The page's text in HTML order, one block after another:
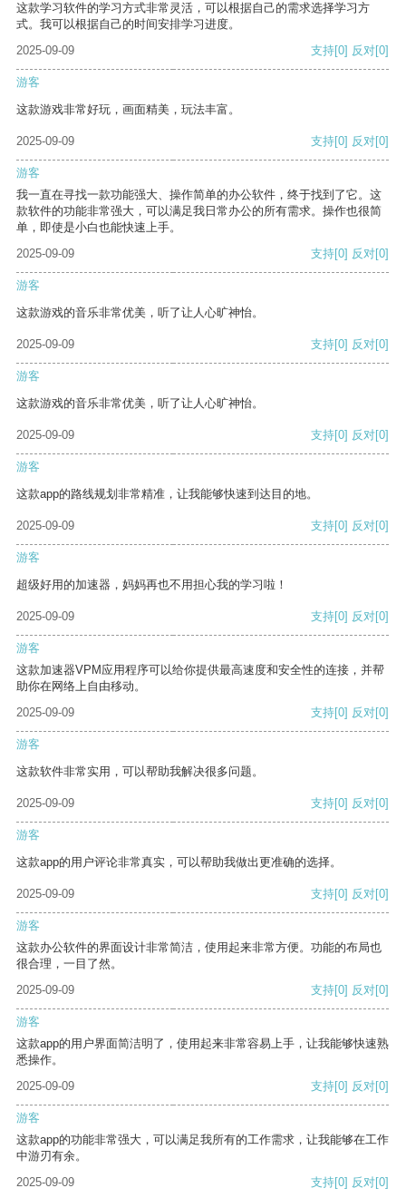
这款学习软件的学习方式非常灵活，可以根据自己的需求选择学习方
式。我可以根据自己的时间安排学习进度。
2025-09-09
支持[0] 反对[0]
游客
这款游戏非常好玩，画面精美，玩法丰富。
2025-09-09 支持[0] 反对[0]
游客
我一直在寻找一款功能强大、操作简单的办公软件，终于找到了它。这
款软件的功能非常强大，可以满足我日常办公的所有需求。操作也很简
单，即使是小白也能快速上手。
2025-09-09
支持[0] 反对[0]
游客
这款游戏的音乐非常优美，听了让人心旷神怡。
2025-09-09 支持[0] 反对[0]
游客
这款游戏的音乐非常优美，听了让人心旷神怡。
2025-09-09 支持[0] 反对[0]
游客
这款app的路线规划非常精准，让我能够快速到达目的地。
2025-09-09 支持[0] 反对[0]
游客
超级好用的加速器，妈妈再也不用担心我的学习啦！
2025-09-09 支持[0] 反对[0]
游客
这款加速器VPM应用程序可以给你提供最高速度和安全性的连接，并帮
助你在网络上自由移动。
2025-09-09
支持[0] 反对[0]
游客
这款软件非常实用，可以帮助我解决很多问题。
2025-09-09 支持[0] 反对[0]
游客
这款app的用户评论非常真实，可以帮助我做出更准确的选择。
2025-09-09 支持[0] 反对[0]
游客
这款办公软件的界面设计非常简洁，使用起来非常方便。功能的布局也
很合理，一目了然。
2025-09-09
支持[0] 反对[0]
游客
这款app的用户界面简洁明了，使用起来非常容易上手，让我能够快速熟
悉操作。
2025-09-09
支持[0] 反对[0]
游客
这款app的功能非常强大，可以满足我所有的工作需求，让我能够在工作
中游刃有余。
2025-09-09
支持[0] 反对[0]